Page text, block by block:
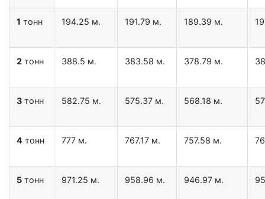
1 тонн 194.25 м. 191.79 м. 189.39 м.
2 тонн 388.5 м. 383.58 м. 378.79 м.
3 тонн 582.75 м. 575.37 м. 568.18 м.
4 тонн 777 м. 767.17 м. 757.58 м.
5 тонн 971.25 м. 958.96 м. 946.97 м.